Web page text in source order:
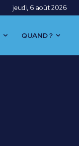
jeudi, 6 août 2026
QUAND ?